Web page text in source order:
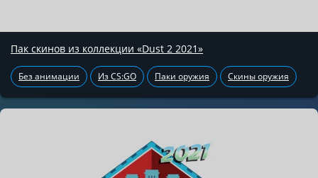
Пак скинов из коллекции «Dust 2 2021»
Без анимации Из CS:GO Паки оружия Скины оружия